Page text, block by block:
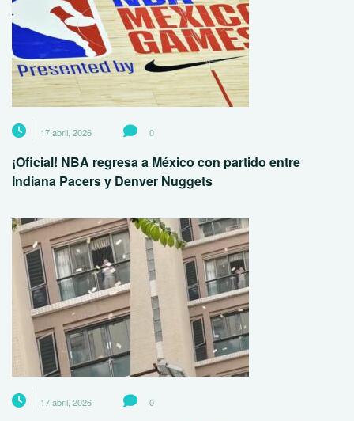
17 abril, 2026 0
¡Oficial! NBA regresa a México con partido entre
Indiana Pacers y Denver Nuggets
17 abril, 2026 0